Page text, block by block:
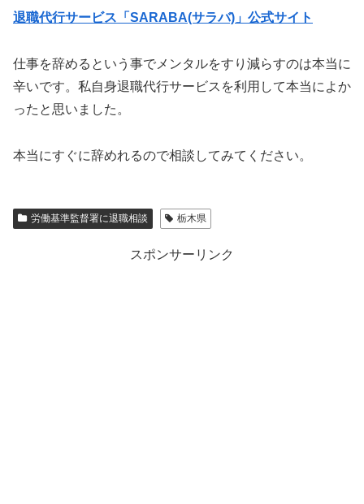
退職代行サービス「SARABA(サラバ)」公式サイト
仕事を辞めるという事でメンタルをすり減らすのは本当に
辛いです。私自身退職代行サービスを利用して本当によか
ったと思いました。
本当にすぐに辞めれるので相談してみてください。
労働基準監督署に退職相談 栃木県
スポンサーリンク